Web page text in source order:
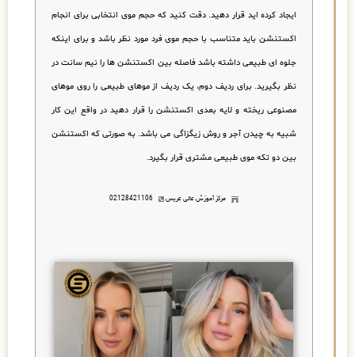
ایجاد کرده اید قرار دهید. دقت کنید که حجم موی انتخابی برای انجام
اکستنشن باید متناسب با حجم موی فرد مورد نظر باشد و برای اینکه
جلوه ای طبیعی داشته باشد فاصله بین اکستنشن ها را نیم سانت در
نظر بگیرید. برای ردیف دوم، یک ردیف از موهای طبیعی را روی موهای
مصنوعی ریخته و لایه بعدی اکستنشن را قرار دهید در واقع این کار
شبیه به چیدن آجر و روش زیگزاگی می باشد. به صورتی که اکستنشن
بین دو تکه موی طبیعی مشتری قرار بگیرد.
مرکز آموزش عالی عریس 02128421106